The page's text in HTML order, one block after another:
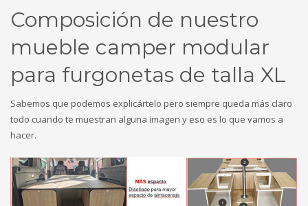
Composición de nuestro
mueble camper modular
para furgonetas de talla XL
Sabemos que podemos explicártelo pero siempre queda más claro
todo cuando te muestran alguna imagen y eso es lo que vamos a
hacer.